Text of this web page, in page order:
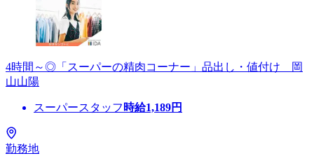
4時間～◎「スーパーの精肉コーナー」品出し・値付け 岡
山山陽
スーパースタッフ 時給1,189円
勤務地